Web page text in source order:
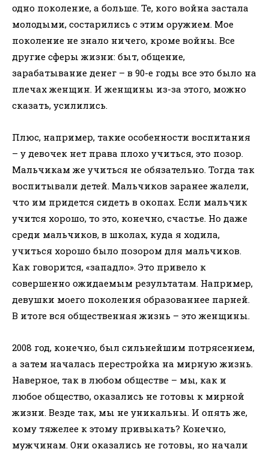
одно поколение, а больше. Те, кого война застала
молодыми, состарились с этим оружием. Мое
поколение не знало ничего, кроме войны. Все
другие сферы жизни: быт, общение,
зарабатывание денег – в 90-е годы все это было на
плечах женщин. И женщины из-за этого, можно
сказать, усилились.
Плюс, например, такие особенности воспитания
– у девочек нет права плохо учиться, это позор.
Мальчикам же учиться не обязательно. Тогда так
воспитывали детей. Мальчиков заранее жалели,
что им придется сидеть в окопах. Если мальчик
учится хорошо, то это, конечно, счастье. Но даже
среди мальчиков, в школах, куда я ходила,
учиться хорошо было позором для мальчиков.
Как говорится, «западло». Это привело к
совершенно ожидаемым результатам. Например,
девушки моего поколения образованнее парней.
В итоге вся общественная жизнь – это женщины.
2008 год, конечно, был сильнейшим потрясением,
а затем началась перестройка на мирную жизнь.
Наверное, так в любом обществе – мы, как и
любое общество, оказались не готовы к мирной
жизни. Везде так, мы не уникальны. И опять же,
кому тяжелее к этому привыкать? Конечно,
мужчинам. Они оказались не готовы, но начали